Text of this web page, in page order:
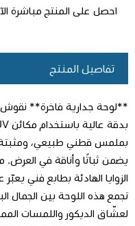
احصل على المنتج مباشرة
تفاصيل المنتج
**لوحة جدارية فاخرة** نقوش
يضمن ثباتًا وأناقة في العرض.
الزوايا الهادئة بطابع فني
تجمع هذه اللوحة بين الجمال
لعشّاق الديكور واللمسات